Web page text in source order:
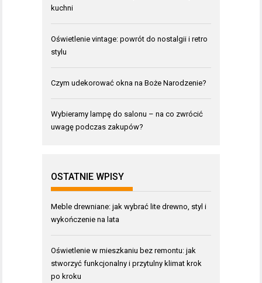
kuchni
Oświetlenie vintage: powrót do nostalgii i retro
stylu
Czym udekorować okna na Boże Narodzenie?
Wybieramy lampę do salonu – na co zwrócić
uwagę podczas zakupów?
OSTATNIE WPISY
Meble drewniane: jak wybrać lite drewno, styl i
wykończenie na lata
Oświetlenie w mieszkaniu bez remontu: jak
stworzyć funkcjonalny i przytulny klimat krok
po kroku